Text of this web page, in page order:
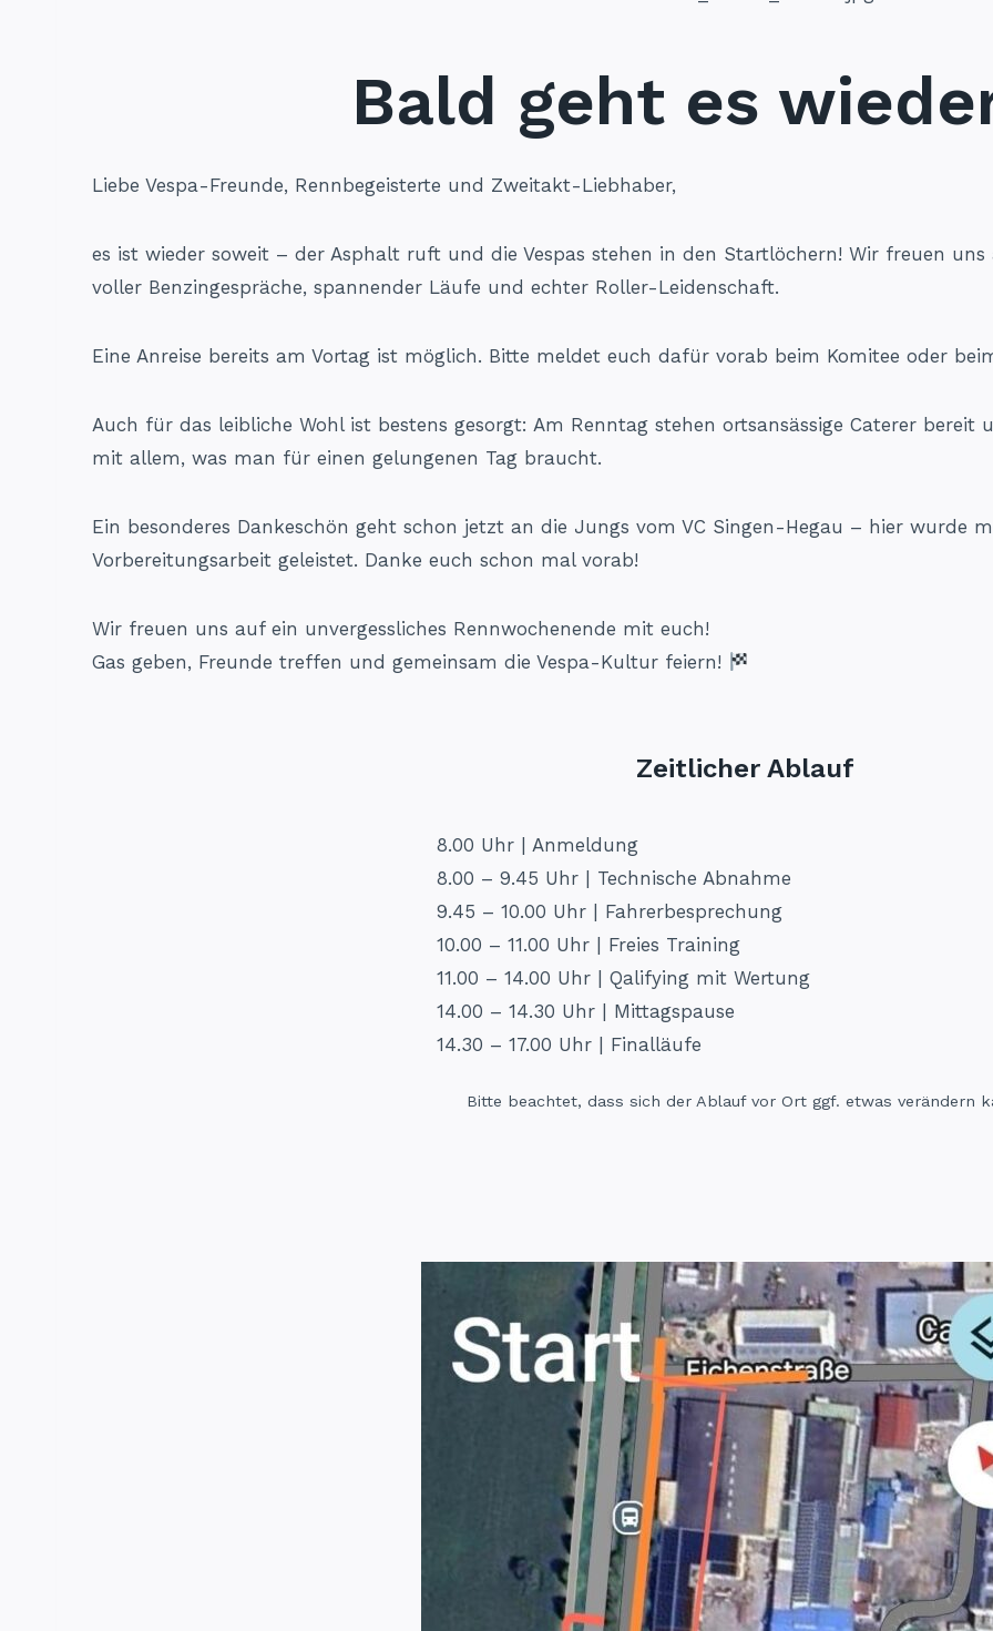
Bald geht es
Liebe Vespa-Freunde, Rennbegeisterte und Zweitakt-Liebhaber,
es ist wieder soweit – der Asphalt ruft und die Vespas stehen in den Startlöchern! Wir freuen
voller Benzingespräche, spannender Läufe und echter Roller-Leidenschaft.
Eine Anreise bereits am Vortag ist möglich. Bitte meldet euch dafür vorab beim Komitee oder
Auch für das leibliche Wohl ist bestens gesorgt: Am Renntag stehen ortsansässige Caterer bereit
mit allem, was man für einen gelungenen Tag braucht.
Ein besonderes Dankeschön geht schon jetzt an die Jungs vom VC Singen-Hegau – hier wurde
Vorbereitungsarbeit geleistet. Danke euch schon mal vorab!
Wir freuen uns auf ein unvergessliches Rennwochenende mit euch!
Gas geben, Freunde treffen und gemeinsam die Vespa-Kultur feiern!
Zeitlicher Ablauf
8.00 Uhr | Anmeldung
8.00 – 9.45 Uhr | Technische Abnahme
9.45 – 10.00 Uhr | Fahrerbesprechung
10.00 – 11.00 Uhr | Freies Training
11.00 – 14.00 Uhr | Qalifying mit Wertung
14.00 – 14.30 Uhr | Mittagspause
14.30 – 17.00 Uhr | Finalläufe
Bitte beachtet, dass sich der Ablauf vor Ort ggf. etwas verändern